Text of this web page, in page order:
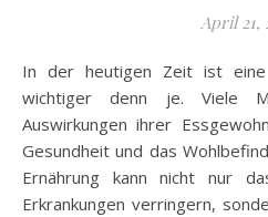
April 21,
In der heutigen Zeit ist eine ausgewogene Ernährung
wichtiger denn je. Viele
Auswirkungen ihrer
Gesundheit und das
Ernährung kann nicht nur
Erkrankungen verringern,